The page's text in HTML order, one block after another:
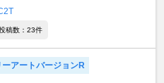
稿数：23件
アートバージョンR